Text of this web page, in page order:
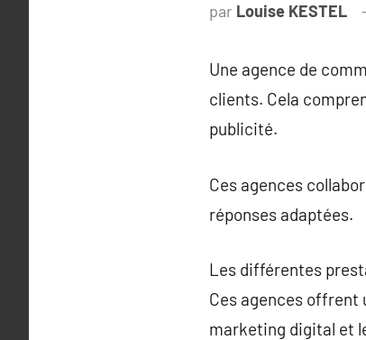
par Louise KESTEL
Une agence de
clients. Cela
publicité.
Ces agences
réponses adaptées.
Les différentes
Ces agences offrent
marketing digital et